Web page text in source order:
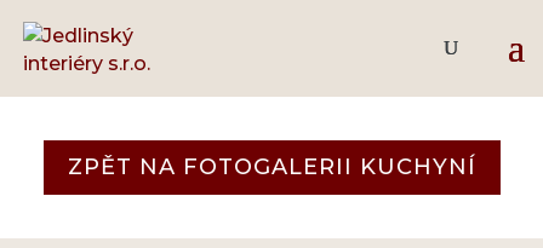
Dub Hunton – bílý lesk
ZPĚT NA FOTOGALERII KUCHYNÍ